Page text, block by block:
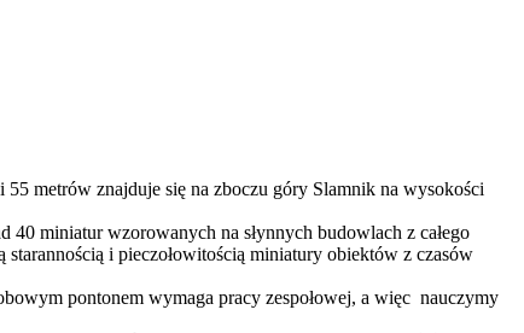
metrów znajduje się na zboczu góry Slamnik na wysokości
miniatur wzorowanych na słynnych budowlach z całego
i pieczołowitością miniatury obiektów z czasów
pontonem wymaga pracy zespołowej, a więc nauczymy